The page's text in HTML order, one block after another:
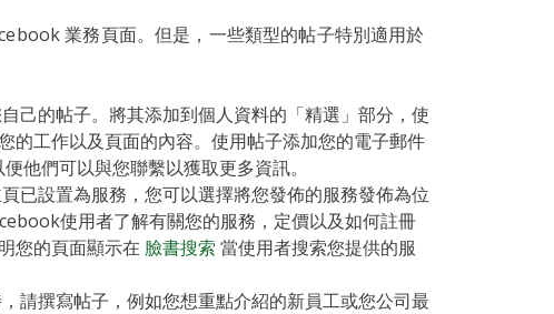
業務頁面。但是，一些類型的帖子特別適用於
己的帖子。將其添加到個人資料的「精選」部分，使
的工作以及頁面的內容。使用帖子添加您的電子郵件
他們可以與您聯繫以獲取更多資訊。
已設置為服務，您可以選擇將您發佈的服務發佈為位
使用者了解有關您的服務，定價以及如何註冊
您的頁面顯示在 臉書搜索 當使用者搜索您提供的服
請撰寫帖子，例如您想重點介紹的新員工或您公司最